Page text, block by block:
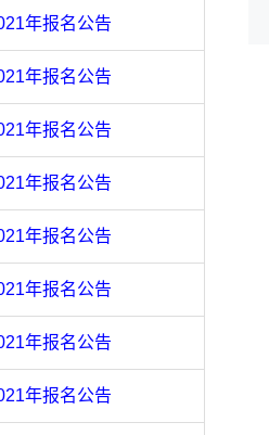
年报名公告
年报名公告
年报名公告
年报名公告
年报名公告
年报名公告
年报名公告
年报名公告